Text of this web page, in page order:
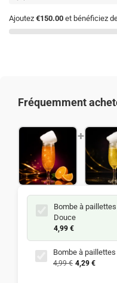
Ajoutez €150.00 et bénéficiez
Fréquemment
+
Bombe à
Douce
4,99 €
Bombe à
4,99€ 4,29 €